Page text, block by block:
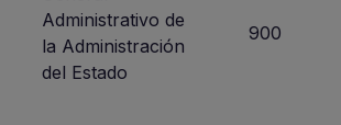
Administrativo de
la Administración
del Estado
900